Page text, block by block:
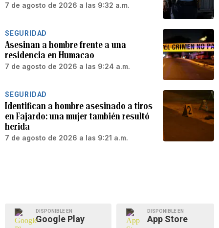
7 de agosto de 2026 a las 9:32 a.m.
SEGURIDAD
Asesinan a hombre frente a una
residencia en Humacao
7 de agosto de 2026 a las 9:24 a.m.
SEGURIDAD
Identifican a hombre asesinado a tiros
en Fajardo: una mujer también resultó
herida
7 de agosto de 2026 a las 9:21 a.m.
DISPONIBLE EN
Google Play
DISPONIBLE EN
App Store